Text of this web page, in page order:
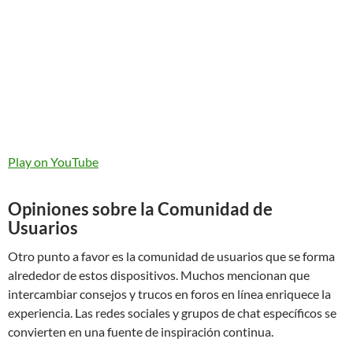
Play on YouTube
Opiniones sobre la Comunidad de
Usuarios
Otro punto a favor es la comunidad de usuarios que se forma
alrededor de estos dispositivos. Muchos mencionan que
intercambiar consejos y trucos en foros en línea enriquece la
experiencia. Las redes sociales y grupos de chat específicos se
convierten en una fuente de inspiración continua.